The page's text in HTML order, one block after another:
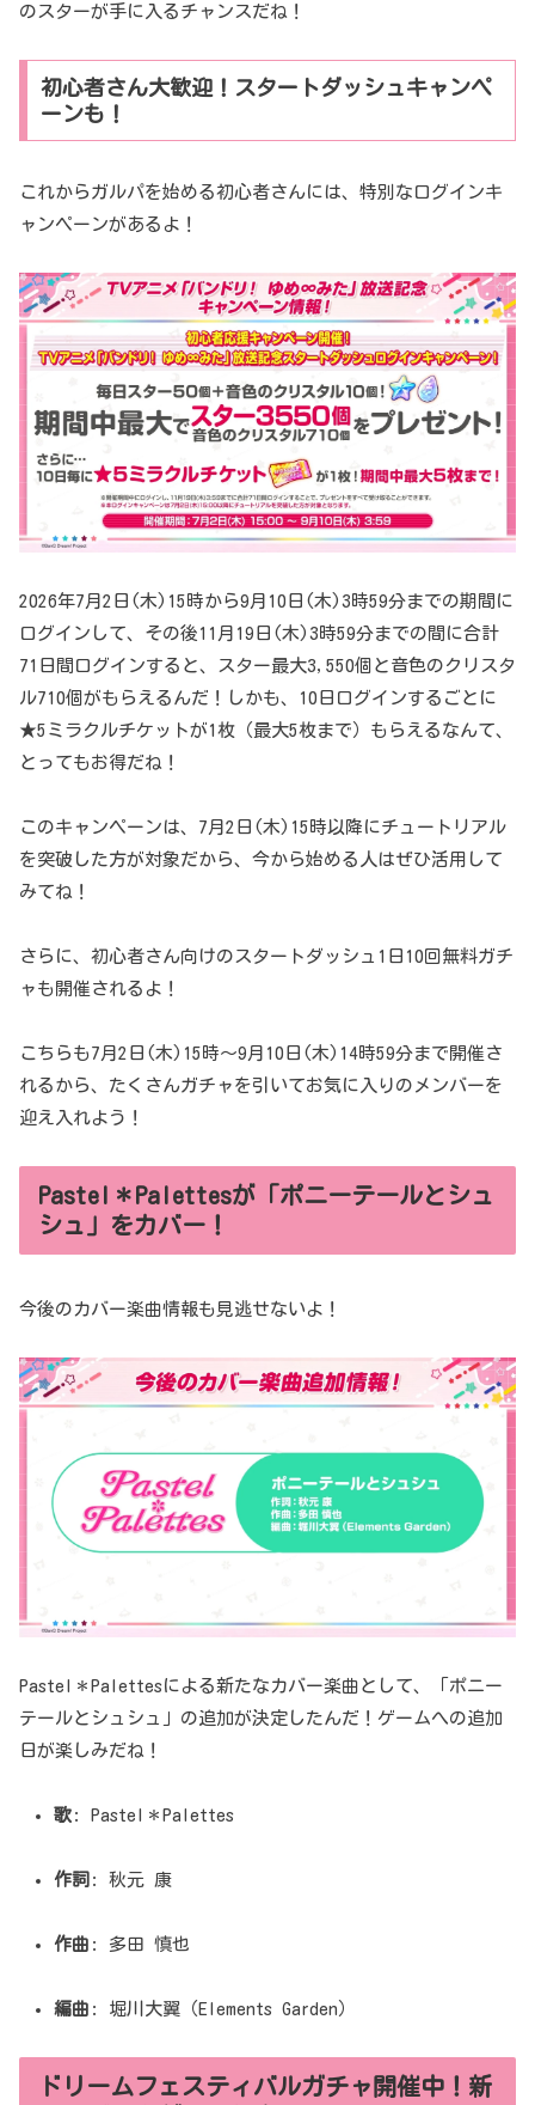
のスターが手に入るチャンスだね！
初心者さん大歓迎！スタートダッシュキャンペ
ーンも！
これからガルパを始める初心者さんには、特別なログインキ
ャンペーンがあるよ！
2026年7月2日(木)15時から9月10日(木)3時59分までの期間に
ログインして、その後11月19日(木)3時59分までの間に合計
71日間ログインすると、スター最大3,550個と音色のクリスタ
ル710個がもらえるんだ！しかも、10日ログインするごとに
★5ミラクルチケットが1枚（最大5枚まで）もらえるなんて、
とってもお得だね！
このキャンペーンは、7月2日(木)15時以降にチュートリアル
を突破した方が対象だから、今から始める人はぜひ活用して
みてね！
さらに、初心者さん向けのスタートダッシュ1日10回無料ガチ
ャも開催されるよ！
こちらも7月2日(木)15時～9月10日(木)14時59分まで開催さ
れるから、たくさんガチャを引いてお気に入りのメンバーを
迎え入れよう！
Pastel＊Palettesが「ポニーテールとシュ
シュ」をカバー！
今後のカバー楽曲情報も見逃せないよ！
Pastel＊Palettesによる新たなカバー楽曲として、「ポニー
テールとシュシュ」の追加が決定したんだ！ゲームへの追加
日が楽しみだね！
歌 : Pastel＊Palettes
作詞 : 秋元 康
作曲 : 多田 慎也
編曲 : 堀川大翼（Elements Garden）
ドリームフェスティバルガチャ開催中！新